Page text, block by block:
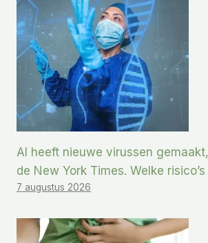
AI heeft nieuwe virussen
de New York Times. Welke
7 augustus 2026